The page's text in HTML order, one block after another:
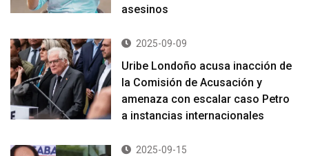
asesinos
2025-09-09
Uribe Londoño acusa inacción de
la Comisión de Acusación y
amenaza con escalar caso Petro
a instancias internacionales
2025-09-15